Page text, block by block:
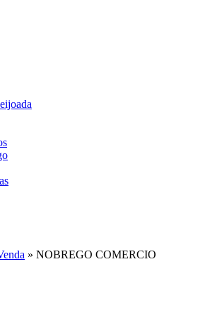
» NOBREGO COMERCIO